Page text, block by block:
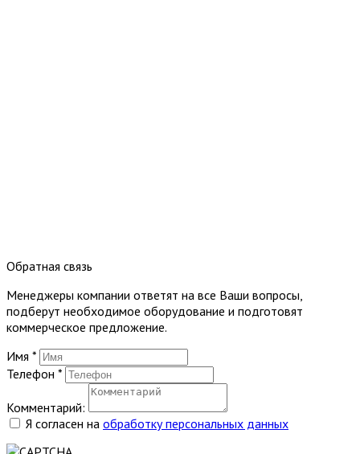
Обратная связь
Менеджеры компании ответят на все Ваши вопросы,
подберут необходимое оборудование и подготовят
коммерческое предложение.
Имя *
Телефон *
Комментарий:
Я согласен на обработку персональных данных